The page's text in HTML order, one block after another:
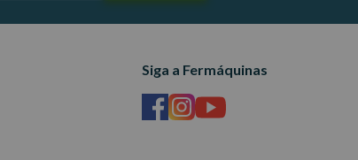
Siga a Fermáquinas